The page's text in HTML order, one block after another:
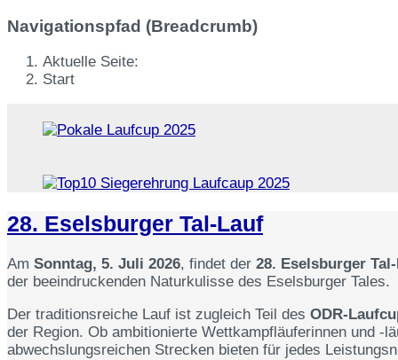
Navigationspfad (Breadcrumb)
Aktuelle Seite:
Start
28. Eselsburger Tal-Lauf
Am Sonntag, 5. Juli 2026, findet der 28. Eselsburger
der beeindruckenden Naturkulisse des Eselsburger Tales.
Der traditionsreiche Lauf ist zugleich Teil des ODR-
der Region. Ob ambitionierte Wettkampfläuferinnen und -
abwechslungsreichen Strecken bieten für jedes